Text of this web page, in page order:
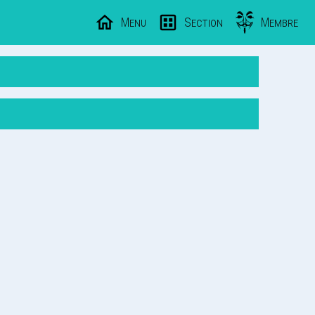
Menu Section Membre